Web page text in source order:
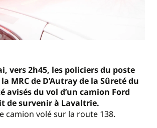
vers 2h45, les policiers du poste
MRC de D’Autray de la Sûreté du
avisés du vol d’un camion Ford
de survenir à Lavaltrie.
camion volé sur la route 138.